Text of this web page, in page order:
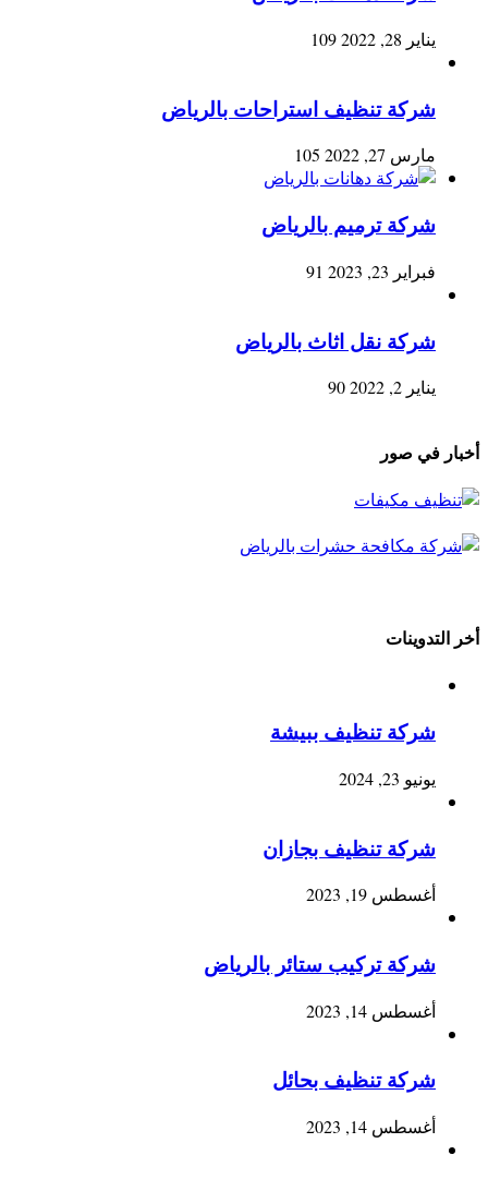
يناير 28, 2022 109
شركة تنظيف استراحات بالرياض
مارس 27, 2022 105
شركة ترميم بالرياض
فبراير 23, 2023 91
شركة نقل اثاث بالرياض
يناير 2, 2022 90
أخبار في صور
أخر التدوينات
شركة تنظيف ببيشة
يونيو 23, 2024
شركة تنظيف بجازان
أغسطس 19, 2023
شركة تركيب ستائر بالرياض
أغسطس 14, 2023
شركة تنظيف بحائل
أغسطس 14, 2023